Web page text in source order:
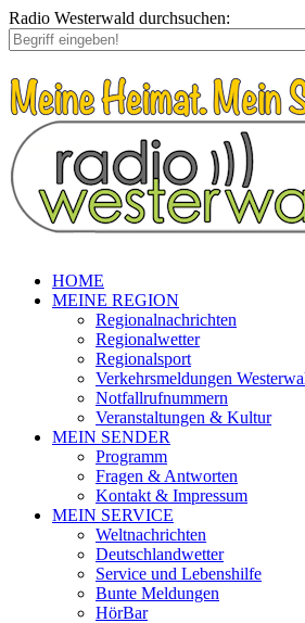
Radio Westerwald durchsuchen:
HOME
MEINE REGION
Regionalnachrichten
Regionalwetter
Regionalsport
Verkehrsmeldungen
Notfallrufnummern
Veranstaltungen & Kultur
MEIN SENDER
Programm
Fragen & Antworten
Kontakt & Impressum
MEIN SERVICE
Weltnachrichten
Deutschlandwetter
Service und Lebenshilfe
Bunte Meldungen
HörBar